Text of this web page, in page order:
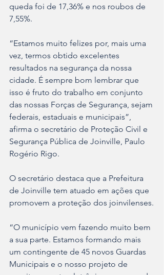
queda foi de 17,36% e nos roubos de
7,55%.
“Estamos muito felizes por, mais uma
vez, termos obtido excelentes
resultados na segurança da nossa
cidade. É sempre bom lembrar que
isso é fruto do trabalho em conjunto
das nossas Forças de Segurança, sejam
federais, estaduais e municipais”,
afirma o secretário de Proteção Civil e
Segurança Pública de Joinville, Paulo
Rogério Rigo.
O secretário destaca que a Prefeitura
de Joinville tem atuado em ações que
promovem a proteção dos joinvilenses.
“O município vem fazendo muito bem
a sua parte. Estamos formando mais
um contingente de 45 novos Guardas
Municipais e o nosso projeto de